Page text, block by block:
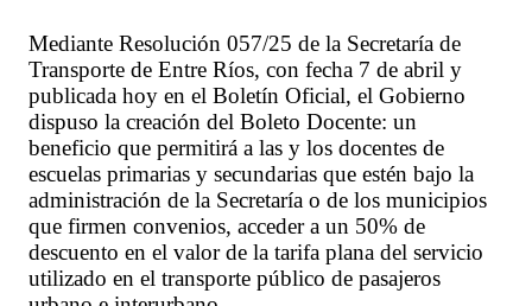
Mediante Resolución 057/25 de la Secretaría de
Transporte de Entre Ríos, con fecha 7 de abril y
publicada hoy en el Boletín Oficial, el Gobierno
dispuso la creación del Boleto Docente: un
beneficio que permitirá a las y los docentes de
escuelas primarias y secundarias que estén bajo la
administración de la Secretaría o de los municipios
que firmen convenios, acceder a un 50% de
descuento en el valor de la tarifa plana del servicio
utilizado en el transporte público de pasajeros